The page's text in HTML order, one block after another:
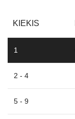
KIEKIS
1
2 - 4
5 - 9